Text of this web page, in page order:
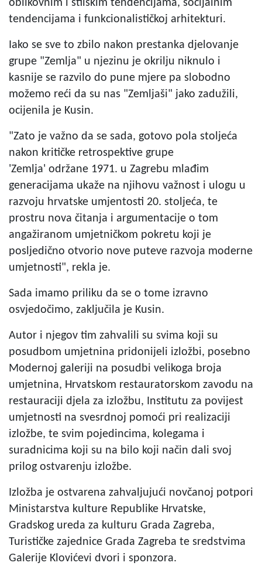
oblikovnim i stilskim tendencijama, socijalnim
tendencijama i funkcionalističkoj arhitekturi.
Iako se sve to zbilo nakon prestanka djelovanje
grupe "Zemlja" u njezinu je okrilju niknulo i
kasnije se razvilo do pune mjere pa slobodno
možemo reći da su nas "Zemljaši" jako zadužili,
ocijenila je Kusin.
"Zato je važno da se sada, gotovo pola stoljeća
nakon kritičke retrospektive grupe
'Zemlja' održane 1971. u Zagrebu mlađim
generacijama ukaže na njihovu važnost i ulogu u
razvoju hrvatske umjentosti 20. stoljeća, te
prostru nova čitanja i argumentacije o tom
angažiranom umjetničkom pokretu koji je
posljedično otvorio nove puteve razvoja moderne
umjetnosti", rekla je.
Sada imamo priliku da se o tome izravno
osvjedočimo, zaključila je Kusin.
Autor i njegov tim zahvalili su svima koji su
posudbom umjetnina pridonijeli izložbi, posebno
Modernoj galeriji na posudbi velikoga broja
umjetnina, Hrvatskom restauratorskom zavodu na
restauraciji djela za izložbu, Institutu za povijest
umjetnosti na svesrdnoj pomoći pri realizaciji
izložbe, te svim pojedincima, kolegama i
suradnicima koji su na bilo koji način dali svoj
prilog ostvarenju izložbe.
Izložba je ostvarena zahvaljujući novčanoj potpori
Ministarstva kulture Republike Hrvatske,
Gradskog ureda za kulturu Grada Zagreba,
Turističke zajednice Grada Zagreba te sredstvima
Galerije Klovićevi dvori i sponzora.